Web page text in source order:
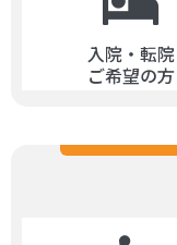
入院・転院
ご希望の方